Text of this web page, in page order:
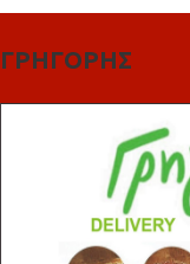
ΓΡΗΓΟΡΗΣ